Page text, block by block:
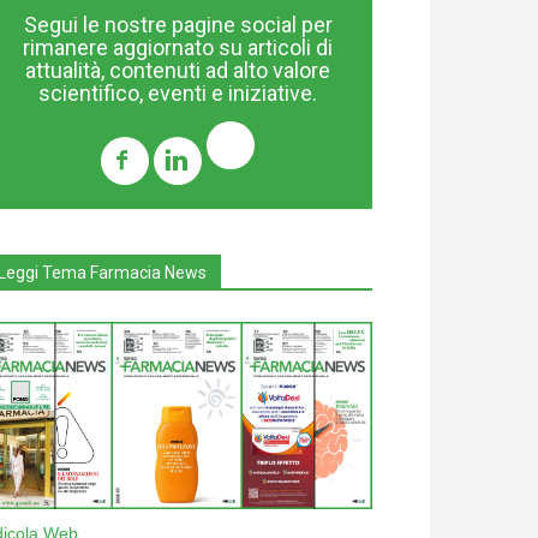
Segui le nostre pagine social per
rimanere aggiornato su articoli di
attualità, contenuti ad alto valore
scientifico, eventi e iniziative.
Tema Farmacia News
Web